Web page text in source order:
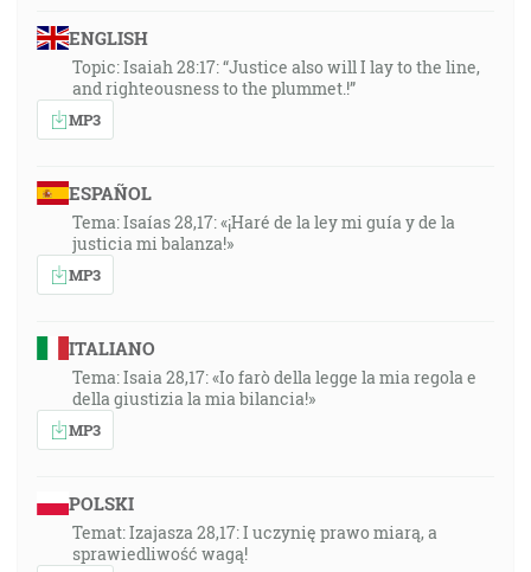
ENGLISH
Topic: Isaiah 28:17: “Justice also will I lay to the line,
and righteousness to the plummet.!”
MP3
ESPAÑOL
Tema: Isaías 28,17: «¡Haré de la ley mi guía y de la
justicia mi balanza!»
MP3
ITALIANO
Tema: Isaia 28,17: «Io farò della legge la mia regola e
della giustizia la mia bilancia!»
MP3
POLSKI
Temat: Izajasza 28,17: I uczynię prawo miarą, a
sprawiedliwość wagą!